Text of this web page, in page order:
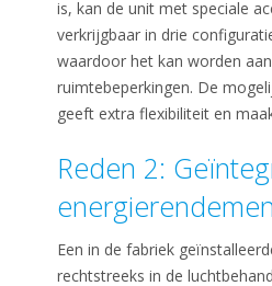
is, kan de unit met speciale
verkrijgbaar in drie
waardoor het kan worden
ruimtebeperkingen. De
geeft extra flexibiliteit en
Reden 2:
Een in de fabriek
rechtstreeks in de